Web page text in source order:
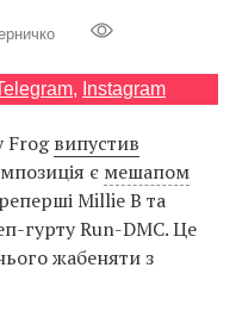
, Instagram
Frogвипустив
є мешапом
Millie B та
гурту Run-DMC. Це
жабеняти з